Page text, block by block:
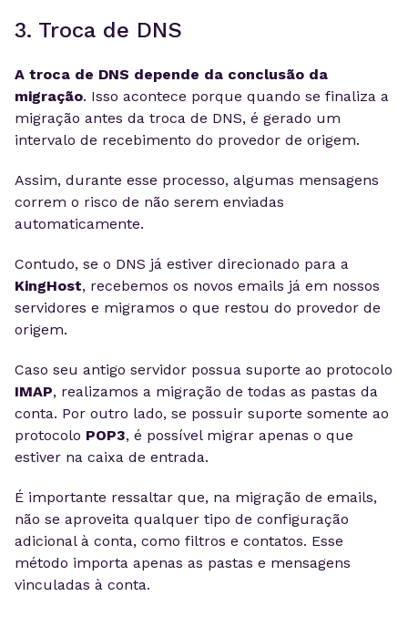
3. Troca de DNS
A troca de DNS depende da conclusão da
migração. Isso acontece porque quando se finaliza a
migração antes da troca de DNS, é gerado um
intervalo de recebimento do provedor de origem.
Assim, durante esse processo, algumas mensagens
correm o risco de não serem enviadas
automaticamente.
Contudo, se o DNS já estiver direcionado para a
KingHost, recebemos os novos emails já em nossos
servidores e migramos o que restou do provedor de
origem.
Caso seu antigo servidor possua suporte ao protocolo
IMAP, realizamos a migração de todas as pastas da
conta. Por outro lado, se possuir suporte somente ao
protocolo POP3, é possível migrar apenas o que
estiver na caixa de entrada.
É importante ressaltar que, na migração de emails,
não se aproveita qualquer tipo de configuração
adicional à conta, como filtros e contatos. Esse
método importa apenas as pastas e mensagens
vinculadas à conta.